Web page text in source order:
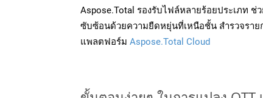
Aspose.Total รองรับไฟล์หลายร้อยประเภท
ซับซ้อนด้วยความยืดหยุ่นที่เหนือชั้น สำรวจรา
แพลตฟอร์ม Aspose.Total Cloud